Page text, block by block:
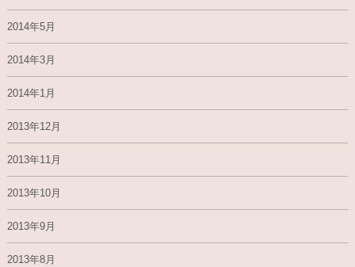
2014年5月
2014年3月
2014年1月
2013年12月
2013年11月
2013年10月
2013年9月
2013年8月